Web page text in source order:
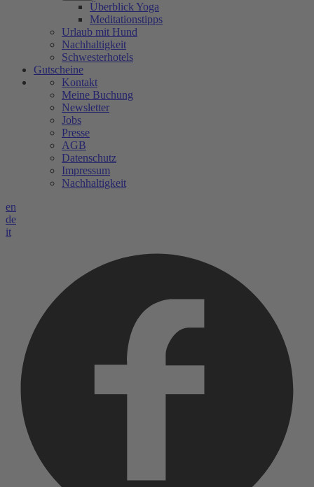
Überblick Yoga
Meditationstipps
Urlaub mit Hund
Nachhaltigkeit
Schwesterhotels
Gutscheine
Kontakt
Meine Buchung
Newsletter
Jobs
Presse
AGB
Datenschutz
Impressum
Nachhaltigkeit
en
de
it